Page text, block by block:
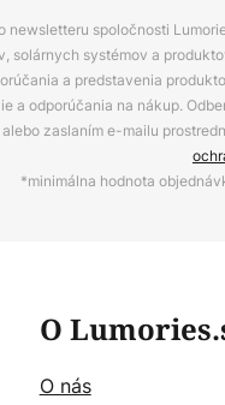
newsletteru spoločnosti
solárnych systémov a
a predstavenia
a odporúčania na nákup.
zaslaním e-mailu
*minimálna hodnota
O
O nás